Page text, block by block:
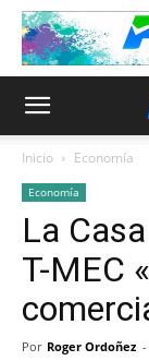
Inicio Economía
Economía
La
T-MEC
Por Roger Ordoñez -